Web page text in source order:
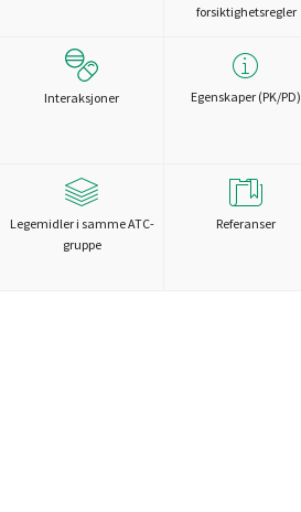
forsiktighetsregler
Interaksjoner Egenskaper (PK/PD)
Legemidler i samme ATC-
gruppe
Referanser